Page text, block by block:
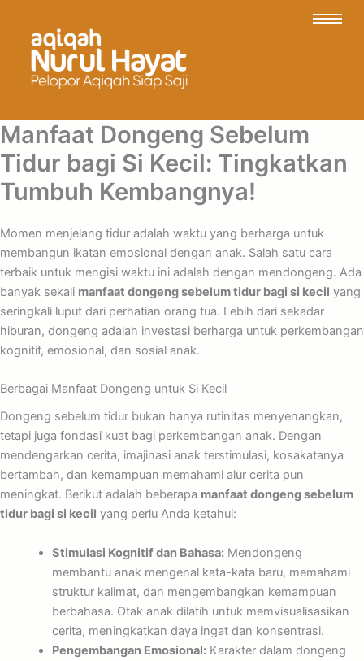
Manfaat Dongeng Sebelum
Tidur bagi Si Kecil: Tingkatkan
Tumbuh Kembangnya!
Momen menjelang tidur adalah waktu yang berharga untuk
membangun ikatan emosional dengan anak. Salah satu cara
terbaik untuk mengisi waktu ini adalah dengan mendongeng. Ada
banyak sekali manfaat dongeng sebelum tidur bagi si kecil yang
seringkali luput dari perhatian orang tua. Lebih dari sekadar
hiburan, dongeng adalah investasi berharga untuk perkembangan
kognitif, emosional, dan sosial anak.
Berbagai Manfaat Dongeng untuk Si Kecil
Dongeng sebelum tidur bukan hanya rutinitas menyenangkan,
tetapi juga fondasi kuat bagi perkembangan anak. Dengan
mendengarkan cerita, imajinasi anak terstimulasi, kosakatanya
bertambah, dan kemampuan memahami alur cerita pun
meningkat. Berikut adalah beberapa manfaat dongeng sebelum
tidur bagi si kecil yang perlu Anda ketahui:
Stimulasi Kognitif dan Bahasa:Mendongeng
membantu anak mengenal kata-kata baru, memahami
struktur kalimat, dan mengembangkan kemampuan
berbahasa. Otak anak dilatih untuk memvisualisasikan
cerita, meningkatkan daya ingat dan konsentrasi.
Pengembangan Emosional:Karakter dalam dongeng